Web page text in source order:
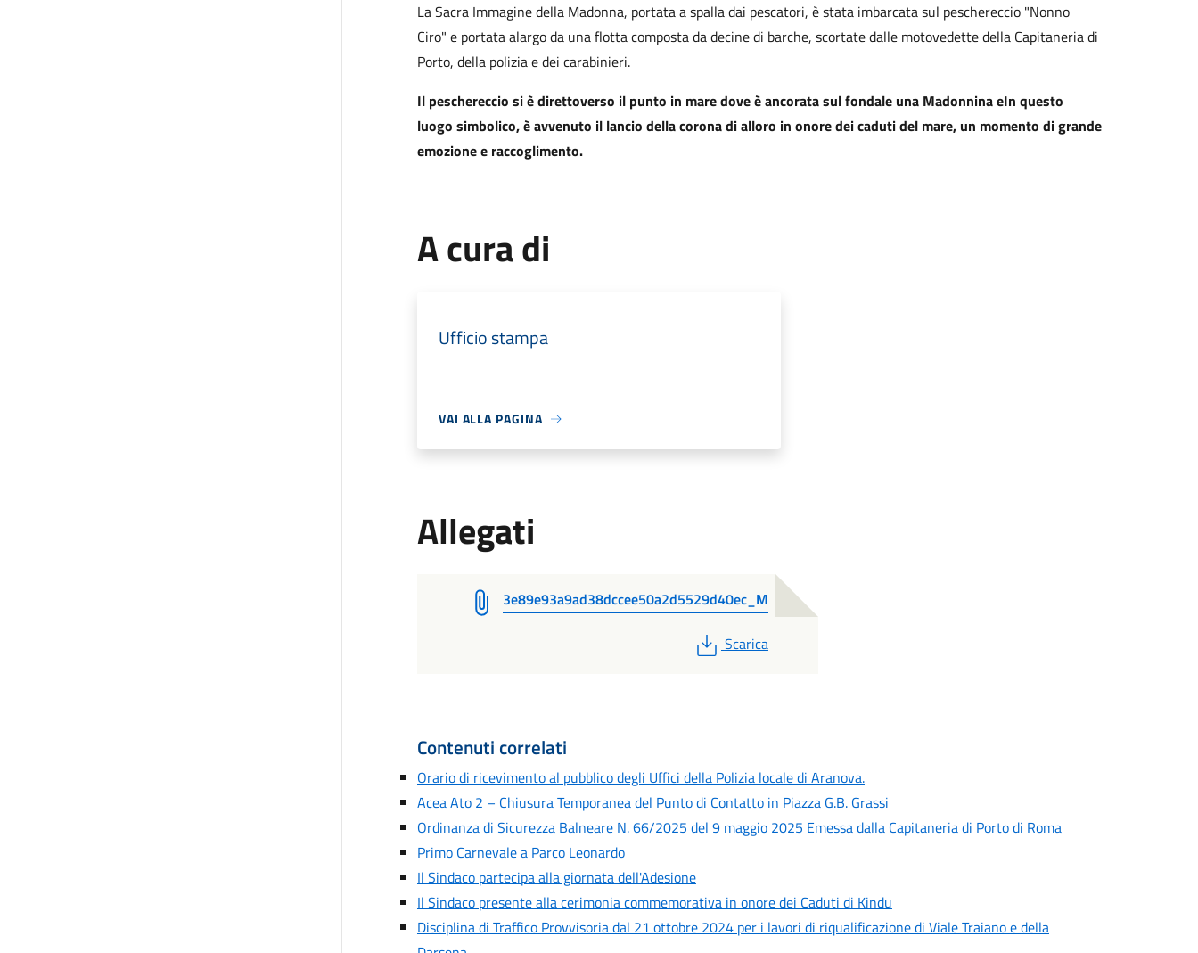
La Sacra Immagine della Madonna, portata a spalla dai pescatori, è stata imbarcata sul peschereccio "Nonno
Ciro" e portata alargo da una flotta composta da decine di barche, scortate dalle motovedette della Capitaneria di
Porto, della polizia e dei carabinieri.
Il peschereccio si è direttoverso il punto in mare dove è ancorata sul fondale una Madonnina eIn questo
luogo simbolico, è avvenuto il lancio della corona di alloro in onore dei caduti del mare, un momento di grande
emozione e raccoglimento.
A cura di
Ufficio stampa
VAI ALLA PAGINA
Allegati
3e89e93a9ad38dccee50a2d5529d40ec_M
PDF
Scarica
Contenuti correlati
Orario di ricevimento al pubblico degli Uffici della Polizia locale di Aranova.
Acea Ato 2 – Chiusura Temporanea del Punto di Contatto in Piazza G.B. Grassi
Ordinanza di Sicurezza Balneare N. 66/2025 del 9 maggio 2025 Emessa dalla Capitaneria di Porto di Roma
Primo Carnevale a Parco Leonardo
Il Sindaco partecipa alla giornata dell'Adesione
Il Sindaco presente alla cerimonia commemorativa in onore dei Caduti di Kindu
Disciplina di Traffico Provvisoria dal 21 ottobre 2024 per i lavori di riqualificazione di Viale Traiano e della